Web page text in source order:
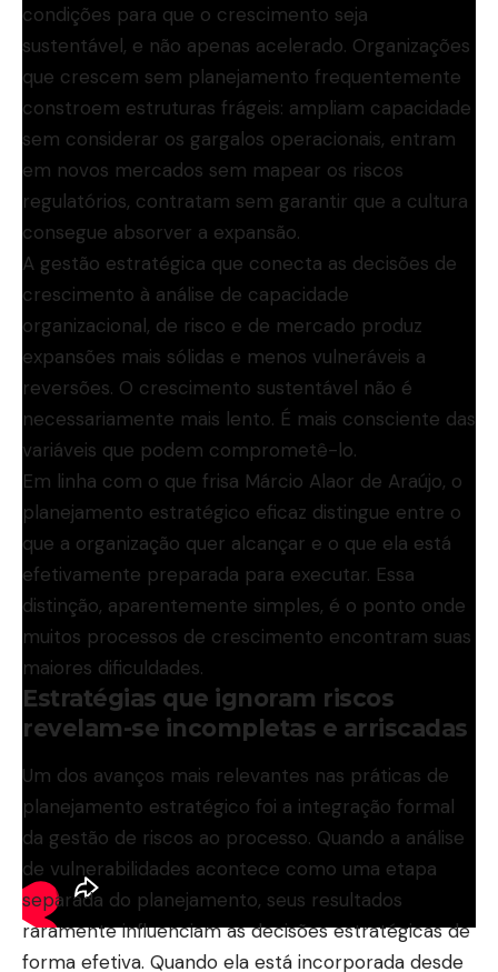
condições para que o crescimento seja
sustentável, e não apenas acelerado. Organizações
que crescem sem planejamento frequentemente
constroem estruturas frágeis: ampliam capacidade
sem considerar os gargalos operacionais, entram
em novos mercados sem mapear os riscos
regulatórios, contratam sem garantir que a cultura
consegue absorver a expansão.
A gestão estratégica que conecta as decisões de
crescimento à análise de capacidade
organizacional, de risco e de mercado produz
expansões mais sólidas e menos vulneráveis a
reversões. O crescimento sustentável não é
necessariamente mais lento. É mais consciente das
variáveis que podem comprometê-lo.
Em linha com o que frisa Márcio Alaor de Araújo, o
planejamento estratégico eficaz distingue entre o
que a organização quer alcançar e o que ela está
efetivamente preparada para executar. Essa
distinção, aparentemente simples, é o ponto onde
muitos processos de crescimento encontram suas
maiores dificuldades.
Estratégias que ignoram riscos
revelam-se incompletas e arriscadas
Um dos avanços mais relevantes nas práticas de
planejamento estratégico foi a integração formal
da gestão de riscos ao processo. Quando a análise
de vulnerabilidades acontece como uma etapa
separada do planejamento, seus resultados
raramente influenciam as decisões estratégicas de
forma efetiva. Quando ela está incorporada desde